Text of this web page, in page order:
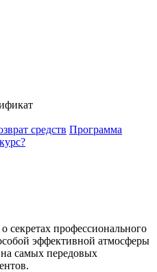
средств Программа
секретах профессионального
эффективной атмосферы
самых передовых